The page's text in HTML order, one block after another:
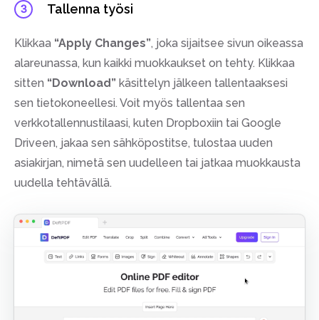
3 Tallenna työsi
Klikkaa “Apply Changes”, joka sijaitsee sivun oikeassa
alareunassa, kun kaikki muokkaukset on tehty. Klikkaa
sitten “Download” käsittelyn jälkeen tallentaaksesi
sen tietokoneellesi. Voit myös tallentaa sen
verkkotallennustilaasi, kuten Dropboxiin tai Google
Driveen, jakaa sen sähköpostitse, tulostaa uuden
asiakirjan, nimetä sen uudelleen tai jatkaa muokkausta
uudella tehtävällä.